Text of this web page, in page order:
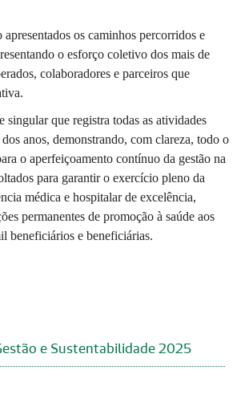
apresentados os caminhos percorridos e
o esforço coletivo dos mais de
colaboradores e parceiros que
singular que registra todas as atividades
anos, demonstrando, com clareza, todo o
o aperfeiçoamento contínuo da gestão na
para garantir o exercício pleno da
médica e hospitalar de excelência,
permanentes de promoção à saúde aos
beneficiários e beneficiárias.
e Sustentabilidade 2025